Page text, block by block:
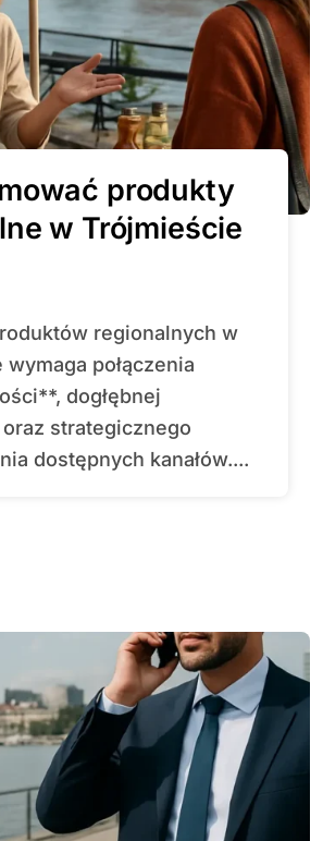
produkty
w Trójmieście
połączenia
dogłębnej
strategicznego
dostępnych kanałów....